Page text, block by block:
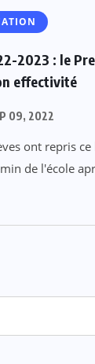
2023 : le
effectivité
09, 2022
ont repris
de l'école